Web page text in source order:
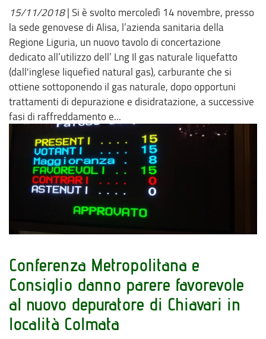
15/11/2018| Si è svolto mercoledì 14 novembre, presso
la sede genovese di Alisa, l’azienda sanitaria della
Regione Liguria, un nuovo tavolo di concertazione
dedicato all’utilizzo dell’ Lng Il gas naturale liquefatto
(dall'inglese liquefied natural gas), carburante che si
ottiene sottoponendo il gas naturale, dopo opportuni
trattamenti di depurazione e disidratazione, a successive
fasi di raffreddamento e...
Conferenza Metropolitana e
Consiglio danno parere favorevole
al nuovo depuratore di Chiavari in
località Colmata